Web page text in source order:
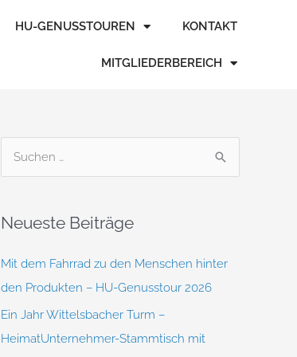
HU-GENUSSTOUREN KONTAKT
MITGLIEDERBEREICH
h
e
n
Neueste Beiträge
Mit dem Fahrrad zu den Menschen hinter
den Produkten – HU-Genusstour 2026
Ein Jahr Wittelsbacher Turm –
HeimatUnternehmer-Stammtisch mit